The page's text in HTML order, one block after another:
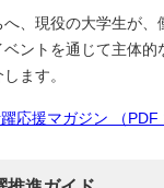
、現役の大学生が、
ントを通じて主体
ます。
応援マガジン （PDF